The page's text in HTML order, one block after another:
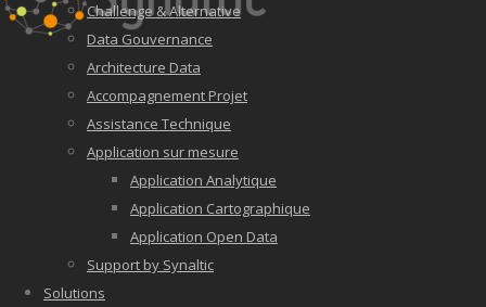
Challenge & Alternative
Data Gouvernance
Architecture Data
Accompagnement Projet
Assistance Technique
Application sur mesure
Application Analytique
Application Cartographique
Application Open Data
Support by Synaltic
Solutions